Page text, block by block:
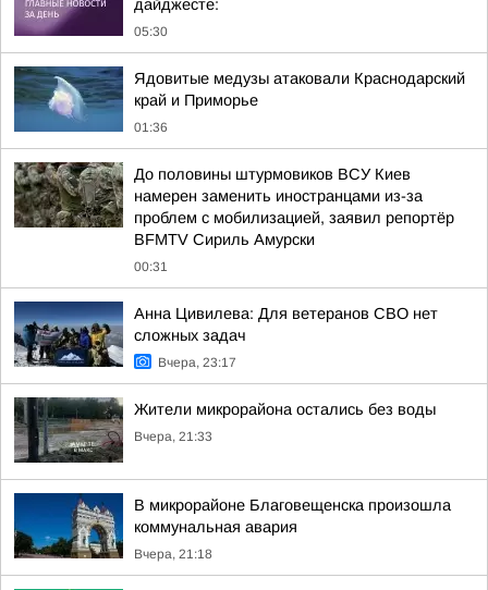
дайджесте:
05:30
Ядовитые медузы атаковали Краснодарский
край и Приморье
01:36
До половины штурмовиков ВСУ Киев
намерен заменить иностранцами из-за
проблем с мобилизацией, заявил репортёр
BFMTV Сириль Амурски
00:31
Анна Цивилева: Для ветеранов СВО нет
сложных задач
Вчера, 23:17
Жители микрорайона остались без воды
Вчера, 21:33
В микрорайоне Благовещенска произошла
коммунальная авария
Вчера, 21:18